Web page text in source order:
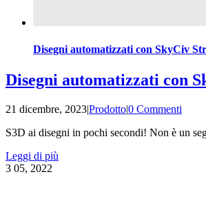
Disegni automatizzati con SkyCiv
Disegni automatizzati con
21 dicembre, 2023|Prodotto|0 Commenti
S3D ai disegni in pochi secondi! Non è un
Leggi di più
3 05, 2022